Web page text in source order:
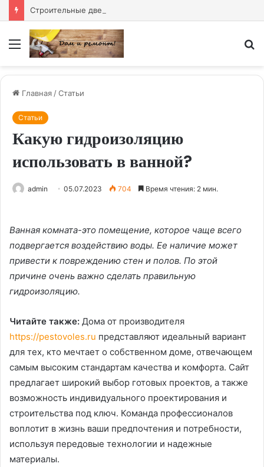
Меню
Главная/Статьи
Статьи
Какую гидроизоляцию
использовать в ванной?
admin 05.07.2023 704 Время чтения: 2 мин.
Ванная комната-это помещение, которое чаще всего
подвергается воздействию воды. Ее наличие может
привести к повреждению стен и полов. По этой
причине очень важно сделать правильную
гидроизоляцию.
Читайте также: Дома от производителя
https://pestovoles.ru представляют идеальный вариант
для тех, кто мечтает о собственном доме, отвечающем
самым высоким стандартам качества и комфорта. Сайт
предлагает широкий выбор готовых проектов, а также
возможность индивидуального проектирования и
строительства под ключ. Команда профессионалов
воплотит в жизнь ваши предпочтения и потребности,
используя передовые технологии и надежные
материалы.